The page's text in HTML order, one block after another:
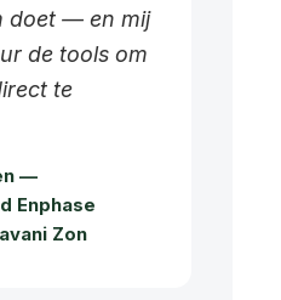
doet — en mij
de tools om
te
—
Enphase
Zon